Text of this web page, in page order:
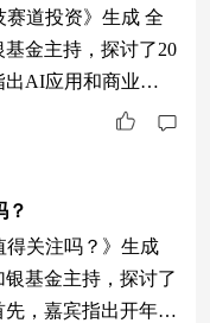
赛道投资》生成 全
金主持，探讨了20
出AI应用和商业航
。其次，强调科技
社会生产范式的影
智选混合发起式基
险偏好理性决策，
人讨论A
？
关注吗？》生成
基金主持，探讨了
，嘉宾指出开年市